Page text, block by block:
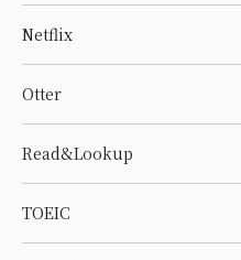
Netflix
Otter
Read&Lookup
TOEIC